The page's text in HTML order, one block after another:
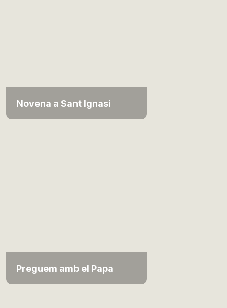
Novena a Sant Ignasi
Preguem amb el Papa